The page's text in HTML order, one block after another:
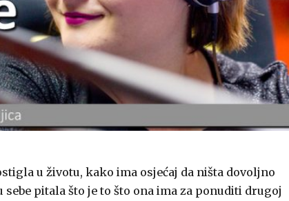
u životu, kako ima osjećaj da ništa dovoljno
pitala što je to što ona ima za ponuditi drugoj